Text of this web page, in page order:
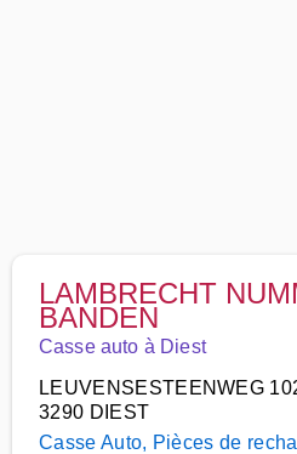
LAMBRECHT
BANDEN
Casse auto à Diest
LEUVENSESTEENWEG
3290 DIEST
Casse Auto, Pièces de